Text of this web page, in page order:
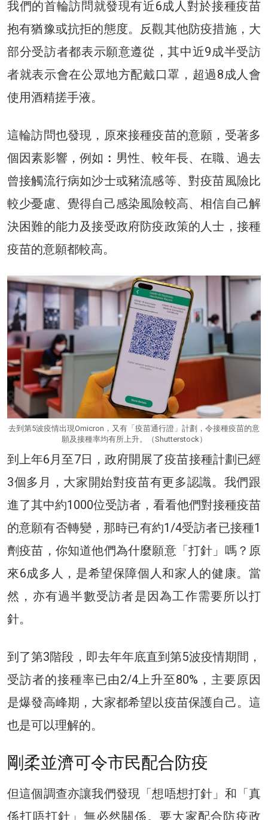
我們的首輪訪問就發現有近6成人對於接種疫苗
抱有猶豫或抗拒的態度。反觀其他防疫措施，大
部分受訪者都表示願意遵從，其中近9成半受訪
者就表示會在公眾地方配戴口罩，超過8成人會
使用酒精搓手液。
這輪訪問也發現，原來接種疫苗的意願，受著多
個因素影響，例如︰男性、較年長、在職、過去
曾接觸流行病如沙士或豬流感等、對疫苗風險比
較少憂慮、覺得自己感染風險較高、相信自己解
決困難的能力及接受政府防疫政策的人士，接種
疫苗的意願都較高。
去到第5波疫情出現Omicron，又有「疫苗通行證」計劃，令接種疫苗的意
願及接種率均有所上升。（Shutterstock）
到上年6月至7日，政府開展了疫苗接種計劃已經
3個多月，大家開始對疫苗有更多認識。我們跟
進了其中約1000位受訪者，看看他們對接種疫苗
的意願有否轉變，那時已有約1/4受訪者已接種1
劑疫苗，你知道他們為什麼願意「打針」嗎？原
來6成多人，是希望保障個人和家人的健康。當
然，亦有過半數受訪者是因為工作需要所以打
針。
到了第3階段，即去年年底直到第5波疫情期間，
受訪者的接種率已由2/4上升至80%，主要原因
是爆發高峰期，大家都希望以疫苗保護自己。這
也是可以理解的。
剛柔並濟可令市民配合防疫
但這個調查亦讓我們發現「想唔想打針」和「真
係打唔打針」無必然關係。要大家配合防疫政